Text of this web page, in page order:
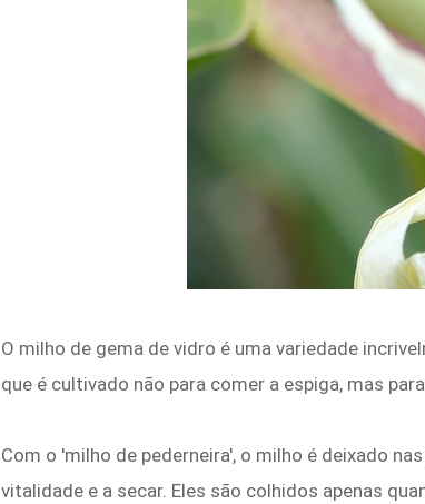
O milho de gema de vidro é uma variedade
que é cultivado não para comer a espiga, mas
Com o 'milho de pederneira', o milho é deixado
vitalidade e a secar. Eles são colhidos apenas